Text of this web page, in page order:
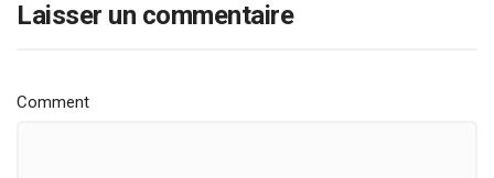
Laisser un commentaire
Comment